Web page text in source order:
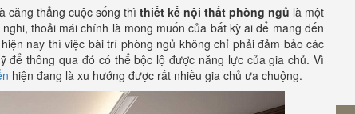
căng thẳng cuộc sống thì thiết kế nội thất phòng ngủ là một
thoải mái chính là mong muốn của bất kỳ ai để mang đến
nay thì việc bài trí phòng ngủ không chỉ phải đảm bảo các
thông qua đó có thể bộc lộ được năng lực của gia chủ. Vì
hiện đang là xu hướng được rất nhiều gia chủ ưa chuộng.